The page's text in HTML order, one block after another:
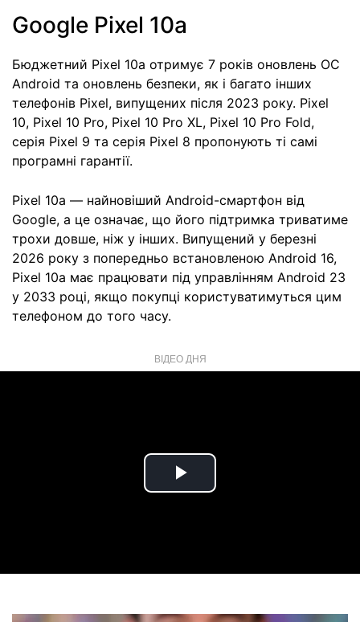
Google Pixel 10a
Бюджетний Pixel 10a отримує 7 років оновлень ОС
Android та оновлень безпеки, як і багато інших
телефонів Pixel, випущених після 2023 року. Pixel
10, Pixel 10 Pro, Pixel 10 Pro XL, Pixel 10 Pro Fold,
серія Pixel 9 та серія Pixel 8 пропонують ті самі
програмні гарантії.
Pixel 10a — найновіший Android-смартфон від
Google, а це означає, що його підтримка триватиме
трохи довше, ніж у інших. Випущений у березні
2026 року з попередньо встановленою Android 16,
Pixel 10a має працювати під управлінням Android 23
у 2033 році, якщо покупці користуватимуться цим
телефоном до того часу.
ВІДЕО ДНЯ
Play